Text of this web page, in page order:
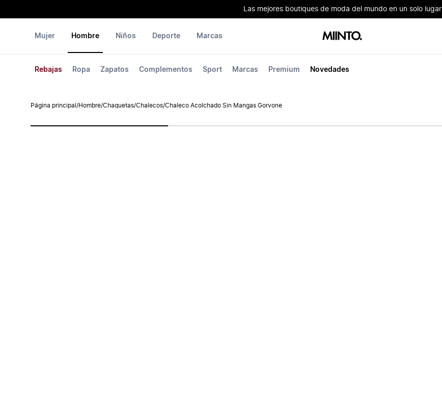
Las mejores boutiques de moda del mundo en un solo lugar
Mujer Hombre
Rebajas Ropa Zapatos Complementos Sport Marcas Premium Novedades
Niños Deporte Marcas
Página principal /Hombre/Chaquetas/Chalecos/Chaleco Acolchado Sin Mangas Gorvone